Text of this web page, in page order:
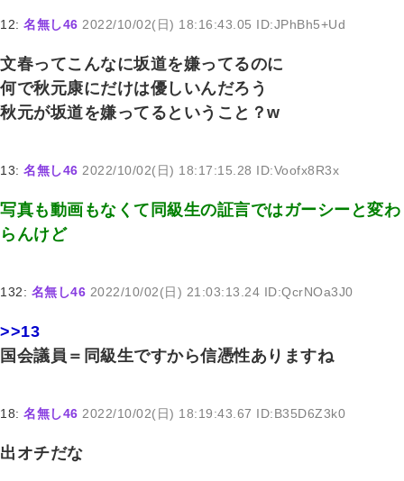
12: 名無し46 2022/10/02(日) 18:16:43.05 ID:JPhBh5+Ud
文春ってこんなに坂道を嫌ってるのに
何で秋元康にだけは優しいんだろう
秋元が坂道を嫌ってるということ？w
13: 名無し46 2022/10/02(日) 18:17:15.28 ID:Voofx8R3x
写真も動画もなくて同級生の証言ではガーシーと変わ
らんけど
132: 名無し46 2022/10/02(日) 21:03:13.24 ID:QcrNOa3J0
>>13
国会議員＝同級生ですから信憑性ありますね
18: 名無し46 2022/10/02(日) 18:19:43.67 ID:B35D6Z3k0
出オチだな